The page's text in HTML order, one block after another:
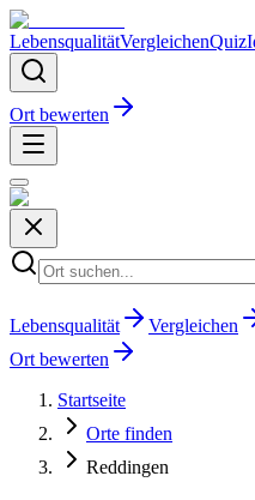
LebensqualitätVergleichenQuiz
Ort bewerten
Lebensqualität Vergleichen
Ort bewerten
Startseite
Orte finden
Reddingen